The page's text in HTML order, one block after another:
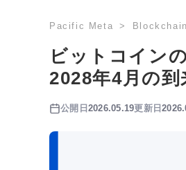
Pacific Meta
ビットコイン
2028年4月の
公開日 2026.05.19更新日